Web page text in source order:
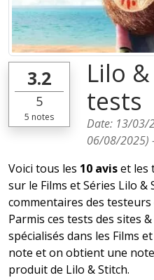
3.2
5
5 notes
Lilo
tests
Date: 13/03/
06/08/2025)
Voici tous les 10 aviset les
sur le Films et Séries Lilo &
commentaires des
Parmis ces tests des sites
spécialisés dans les Films
note et on obtient une
produit de Lilo & Stitch.